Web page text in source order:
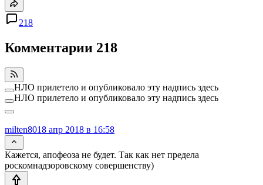
218
Комментарии 218
НЛО прилетело и опубликовало эту надпись здесь
НЛО прилетело и опубликовало эту надпись здесь
milten8018 апр 2018 в 16:58
Кажется, апофеоза не будет. Так как нет предела
роскомнадзоровскому совершенству)